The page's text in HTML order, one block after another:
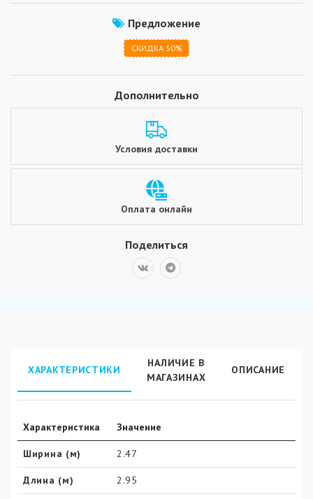
Предложение
СКИДКА 50%
Дополнительно
Условия доставки
Оплата онлайн
Поделиться
ХАРАКТЕРИСТИКИ
НАЛИЧИЕ В
МАГАЗИНАХ
ОПИСАНИЕ
Характеристика Значение
Ширина (м) 2.47
Длина (м) 2.95